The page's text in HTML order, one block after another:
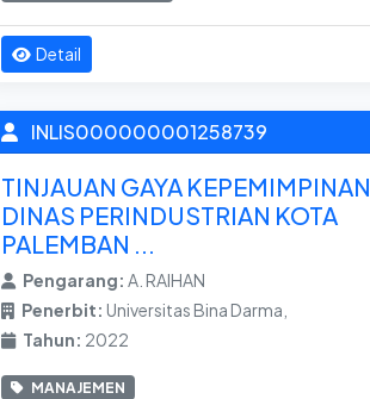
Detail
INLIS000000001258739
TINJAUAN GAYA KEPEMIMPINAN
DINAS PERINDUSTRIAN KOTA
PALEMBAN ...
Pengarang: A. RAIHAN
Penerbit: Universitas Bina Darma,
Tahun: 2022
MANAJEMEN